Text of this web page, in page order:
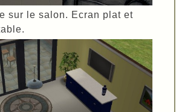
sur le salon. Ecran plat et